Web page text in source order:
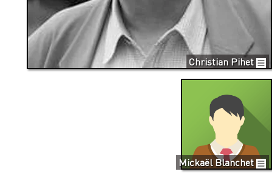
Christian Pihet
Mickaël Blanchet